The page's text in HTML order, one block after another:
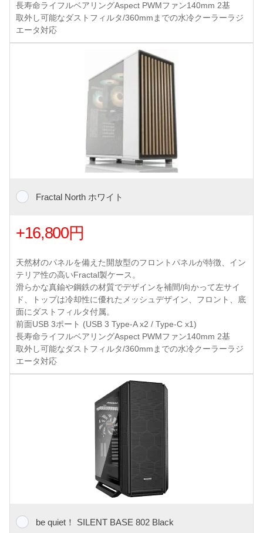
長寿命ライフルベアリングAspect PWMファン140mm 2基
取外し可能なダストフィルタ/360mmまでの水冷クーラーラジ
エータ対応
Fractal North ホワイト
+16,800円
天然材のパネルを備えた開放型のフロントパネルが特徴、イン
テリア性の高いFractal製ケース。
滑らかな真鍮や鋼鉄の材質でデザインを補間/向かって左サイ
ド、トップは冷却性に優れたメッシュデザイン、フロント、底
面にダストフィルタ付属。
前面USB 3ポート (USB 3 Type-A x2 / Type-C x1)
長寿命ライフルベアリングAspect PWMファン140mm 2基
取外し可能なダストフィルタ/360mmまでの水冷クーラーラジ
エータ対応
be quiet！ SILENT BASE 802 Black